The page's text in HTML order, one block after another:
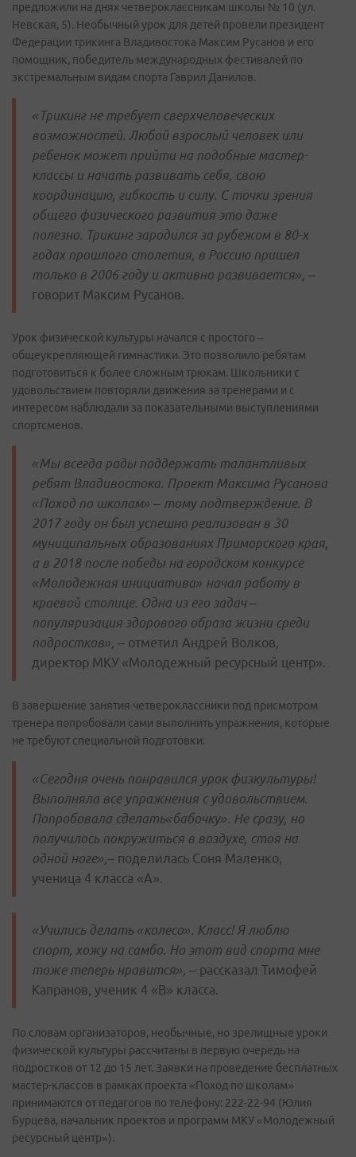
предложили на днях четвероклассникам школы № 10 (ул.
Невская, 5). Необычный урок для детей провели президент
Федерации трикинга Владивостока Максим Русанов и его
помощник, победитель международных фестивалей по
экстремальным видам спорта Гаврил Данилов.
«Трикинг не требует сверхчеловеческих
возможностей. Любой взрослый человек или
ребенок может прийти на подобные мастер-
классы и начать развивать себя, свою
координацию, гибкость и силу. С точки зрения
общего физического развития это даже
полезно. Трикинг зародился за рубежом в 80-х
годах прошлого столетия, в Россию пришел
только в 2006 году и активно развивается», –
говорит Максим Русанов.
Урок физической культуры начался с простого –
общеукрепляющей гимнастики. Это позволило ребятам
подготовиться к более сложным трюкам. Школьники с
удовольствием повторяли движения за тренерами и с
интересом наблюдали за показательными выступлениями
спортсменов.
«Мы всегда рады поддержать талантливых
ребят Владивостока. Проект Максима Русанова
«Поход по школам» – тому подтверждение. В
2017 году он был успешно реализован в 30
муниципальных образованиях Приморского края,
а в 2018 после победы на городском конкурсе
«Молодежная инициатива» начал работу в
краевой столице. Одна из его задач –
популяризация здорового образа жизни среди
подростков», – отметил Андрей Волков,
директор МКУ «Молодежный ресурсный центр».
В завершение занятия четвероклассники под присмотром
тренера попробовали сами выполнить упражнения, которые
не требуют специальной подготовки.
«Сегодня очень понравился урок физкультуры!
Выполняла все упражнения с удовольствием.
Попробовала сделать«бабочку». Не сразу, но
получилось покружиться в воздухе, стоя на
одной ноге»,– поделилась Соня Маленко,
ученица 4 класса «А».
«Учились делать «колесо». Класс! Я люблю
спорт, хожу на самбо. Но этот вид спорта мне
тоже теперь нравится», – рассказал Тимофей
Капранов, ученик 4 «В» класса.
По словам организаторов, необычные, но зрелищные уроки
физической культуры рассчитаны в первую очередь на
подростков от 12 до 15 лет. Заявки на проведение бесплатных
мастер-классов в рамках проекта «Поход по школам»
принимаются от педагогов по телефону: 222-22-94 (Юлия
Бурцева, начальник проектов и программ МКУ «Молодежный
ресурсный центр»).